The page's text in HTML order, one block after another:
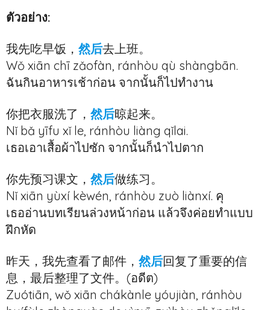
ตัวอย่าง:
我先吃早饭， 然后去上班。
Wǒ xiān chī zǎofàn, ránhòu qù shàngbān.
ฉันกินอาหารเช้าก่อน จากนั้นก็ไปทำงาน
你把衣服洗了， 然后晾起来。
Nǐ bǎ yīfu xǐ le, ránhòu liàng qǐlai.
เธอเอาเสื้อผ้าไปซัก จากนั้นก็นำไปตาก
你先预习课文， 然后做练习。
Nǐ xiān yùxí kèwén, ránhòu zuò liànxí. คุ
เธออ่านบทเรียนล่วงหน้าก่อน แล้วจึงค่อยทำแบบ
ฝึกหัด
昨天，我先查看了邮件， 然后回复了重要的信
息，最后整理了文件。(อดีต)
Zuótiān, wǒ xiān chákànle yóujiàn, ránhòu